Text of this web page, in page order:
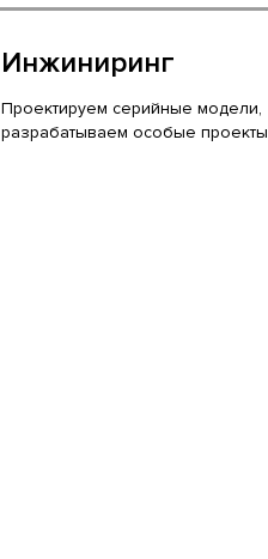
Инжиниринг
Проектируем серийные модели,
разрабатываем особые проекты